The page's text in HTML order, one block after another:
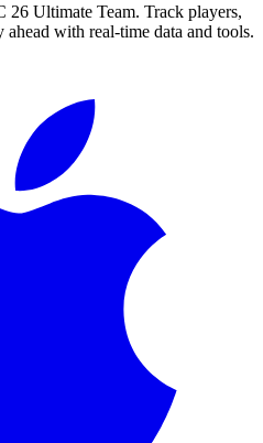
26 Ultimate Team. Track players,
with real-time data and tools.